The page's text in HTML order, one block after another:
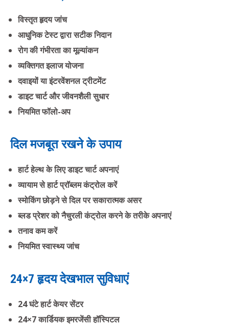
विस्तृत हृदय जांच
आधुनिक टेस्ट द्वारा सटीक निदान
रोग की गंभीरता का मूल्यांकन
व्यक्तिगत इलाज योजना
दवाइयों या इंटरवेंशनल ट्रीटमेंट
डाइट चार्ट और जीवनशैली सुधार
नियमित फॉलो-अप
दिल मजबूत रखने के उपाय
हार्ट हेल्थ के लिए डाइट चार्ट अपनाएं
व्यायाम से हार्ट प्रॉब्लम कंट्रोल करें
स्मोकिंग छोड़ने से दिल पर सकारात्मक असर
ब्लड प्रेशर को नैचुरली कंट्रोल करने के तरीके अपनाएं
तनाव कम करें
नियमित स्वास्थ्य जांच
24×7 हृदय देखभाल सुविधाएं
24 घंटे हार्ट केयर सेंटर
24×7 कार्डियक इमरजेंसी हॉस्पिटल